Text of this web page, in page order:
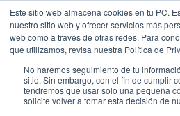
Este sitio web almacena cookies en tu PC.
nuestro sitio web y ofrecer servicios más
web como a través de otras redes. Para
que utilizamos, revisa nuestra Política de
No haremos seguimiento de tu
sitio. Sin embargo, con el fin de cumplir
tendremos que usar solo una pequeña
solicite volver a tomar esta decisión de